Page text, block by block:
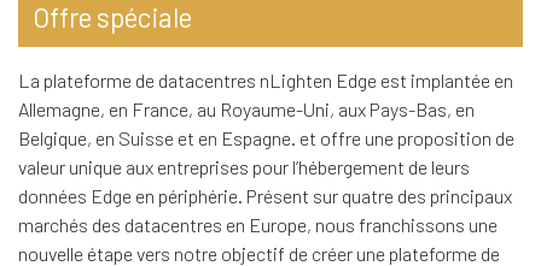
Offre spéciale
La plateforme de datacentres nLighten Edge est implantée en
Allemagne, en France, au Royaume-Uni, aux Pays-Bas, en
Belgique, en Suisse et en Espagne. et offre une proposition de
valeur unique aux entreprises pour l’hébergement de leurs
données Edge en périphérie. Présent sur quatre des principaux
marchés des datacentres en Europe, nous franchissons une
nouvelle étape vers notre objectif de créer une plateforme de